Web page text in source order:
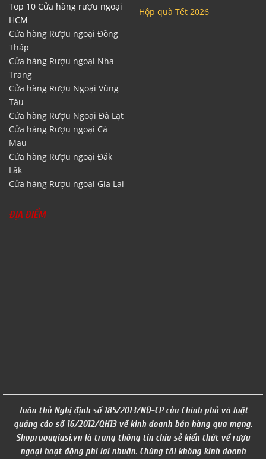
Top 10 Cửa hàng rượu ngoại
HCM
Cửa hàng Rượu ngoại Đồng
Tháp
Cửa hàng Rượu ngoại Nha
Trang
Cửa hàng Rượu Ngoại Vũng
Tàu
Cửa hàng Rượu Ngoại Đà Lạt
Cửa hàng Rượu ngoại Cà
Mau
Cửa hàng Rượu ngoại Đăk
Lăk
Cửa hàng Rượu ngoại Gia Lai
Hộp quà Tết 2026
ĐỊA ĐIỂM
Tuân thủ Nghị định số 185/2013/NĐ-CP của Chính phủ và luật
quảng cáo số 16/2012/QH13 về kinh doanh bán hàng qua mạng.
Shopruougiasi.vn là trang thông tin chia sẻ kiến thức về rượu
ngoại hoạt động phi lơi nhuận. Chúng tôi không kinh doanh